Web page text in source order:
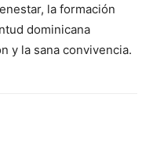
la formación
dominicana
y la sana convivencia.